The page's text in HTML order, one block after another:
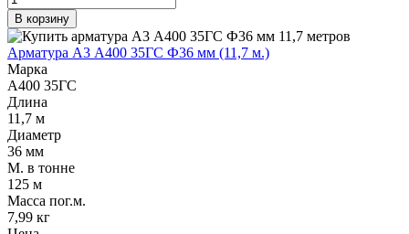
В корзину
Арматура А3 А400 35ГС Ф36 мм (11,7 м.)
Марка
А400 35ГС
Длина
11,7 м
Диаметр
36 мм
М. в тонне
125 м
Масса пог.м.
7,99 кг